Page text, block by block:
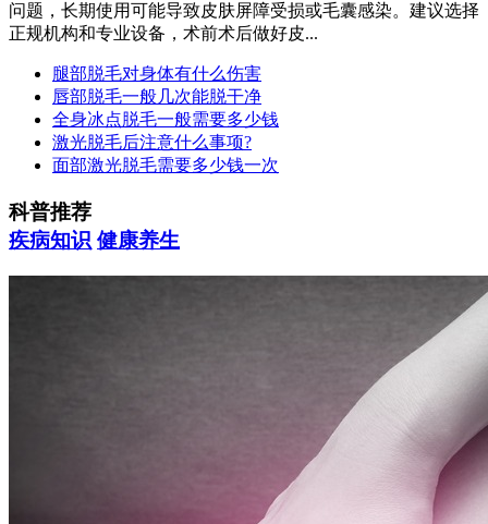
问题，长期使用可能导致皮肤屏障受损或毛囊感染。建议选择
正规机构和专业设备，术前术后做好皮...
腿部脱毛对身体有什么伤害
唇部脱毛一般几次能脱干净
全身冰点脱毛一般需要多少钱
激光脱毛后注意什么事项?
面部激光脱毛需要多少钱一次
科普推荐
疾病知识 健康养生